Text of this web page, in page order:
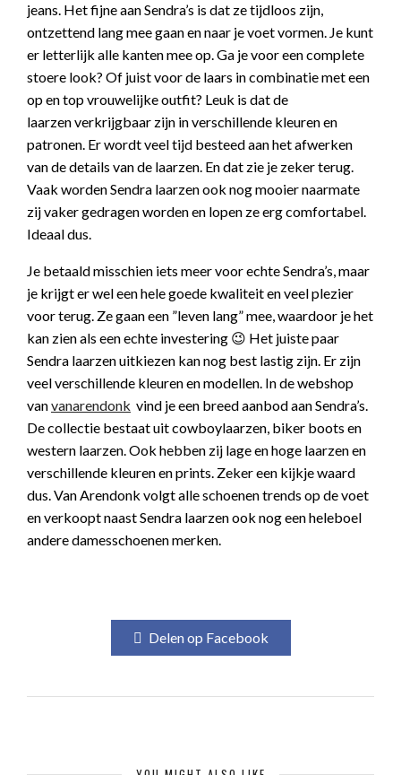
jeans. Het fijne aan Sendra’s is dat ze tijdloos zijn,
ontzettend lang mee gaan en naar je voet vormen. Je kunt
er letterlijk alle kanten mee op. Ga je voor een complete
stoere look? Of juist voor de laars in combinatie met een
op en top vrouwelijke outfit? Leuk is dat de
laarzen verkrijgbaar zijn in verschillende kleuren en
patronen. Er wordt veel tijd besteed aan het afwerken
van de details van de laarzen. En dat zie je zeker terug.
Vaak worden Sendra laarzen ook nog mooier naarmate
zij vaker gedragen worden en lopen ze erg comfortabel.
Ideaal dus.
Je betaald misschien iets meer voor echte Sendra’s, maar
je krijgt er wel een hele goede kwaliteit en veel plezier
voor terug. Ze gaan een ”leven lang” mee, waardoor je het
kan zien als een echte investering 😉 Het juiste paar
Sendra laarzen uitkiezen kan nog best lastig zijn. Er zijn
veel verschillende kleuren en modellen. In de webshop
vanvanarendonk vind jeeen breed aanbod aan Sendra’s.
De collectie bestaat uit cowboylaarzen, biker boots en
western laarzen. Ook hebben zij lage en hoge laarzen en
verschillende kleuren en prints. Zeker een kijkje waard
dus. Van Arendonk volgt alle schoenen trends op de voet
en verkoopt naast Sendra laarzen ook nog een heleboel
andere damesschoenen merken.
Delen op Facebook